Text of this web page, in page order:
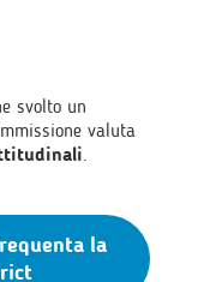
svolto un
valuta
.
la